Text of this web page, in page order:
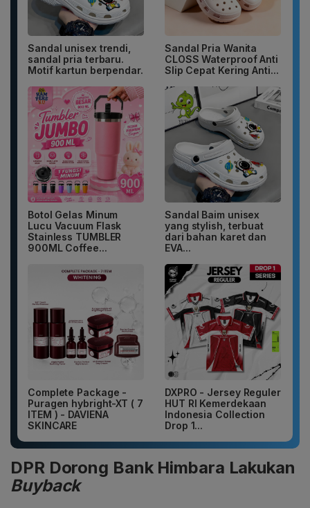
Sandal unisex trendi,
sandal pria terbaru.
Motif kartun berpendar.
Sandal Pria Wanita
CLOSS Waterproof Anti
Slip Cepat Kering Anti...
Botol Gelas Minum
Lucu Vacuum Flask
Stainless TUMBLER
900ML Coffee...
Sandal Baim unisex
yang stylish, terbuat
dari bahan karet dan
EVA...
Complete Package -
Puragen hybright-XT ( 7
ITEM ) - DAVIENA
SKINCARE
DXPRO - Jersey Reguler
HUT RI Kemerdekaan
Indonesia Collection
Drop 1...
DPR Dorong Bank Himbara Lakukan
Buyback